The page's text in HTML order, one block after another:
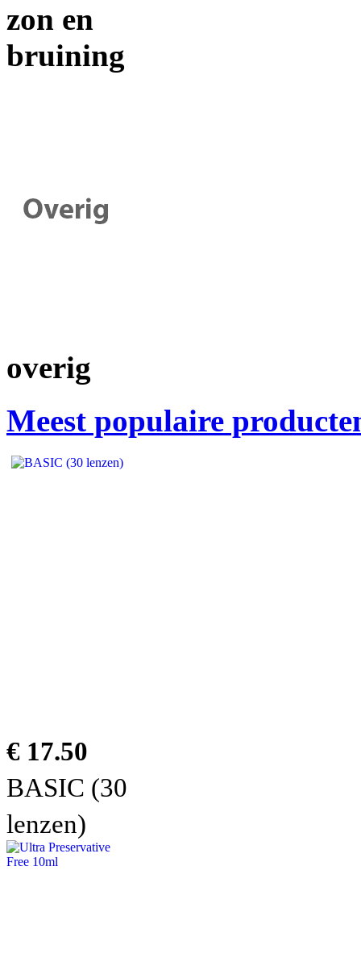
zon en
bruining
overig
Meest populaire
€ 17.50
BASIC (30
lenzen)